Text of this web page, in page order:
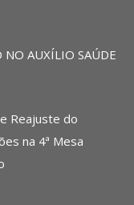
NO AUXÍLIO SAÚDE
Reajuste do
na 4ª Mesa